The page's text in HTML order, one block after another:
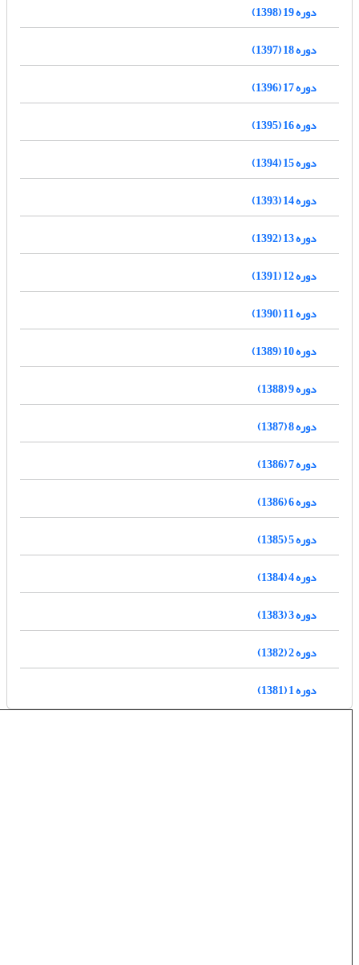
دوره 19 (1398)
دوره 18 (1397)
دوره 17 (1396)
دوره 16 (1395)
دوره 15 (1394)
دوره 14 (1393)
دوره 13 (1392)
دوره 12 (1391)
دوره 11 (1390)
دوره 10 (1389)
دوره 9 (1388)
دوره 8 (1387)
دوره 7 (1386)
دوره 6 (1386)
دوره 5 (1385)
دوره 4 (1384)
دوره 3 (1383)
دوره 2 (1382)
دوره 1 (1381)